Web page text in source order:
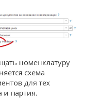
номенклатуру
схема
для тех
и партия.